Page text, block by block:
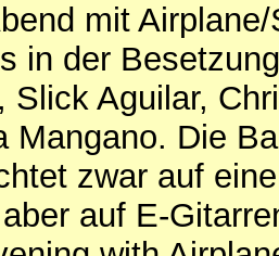
mit
in der
Slick Aguilar,
Mangano. Die
zwar auf
auf E-